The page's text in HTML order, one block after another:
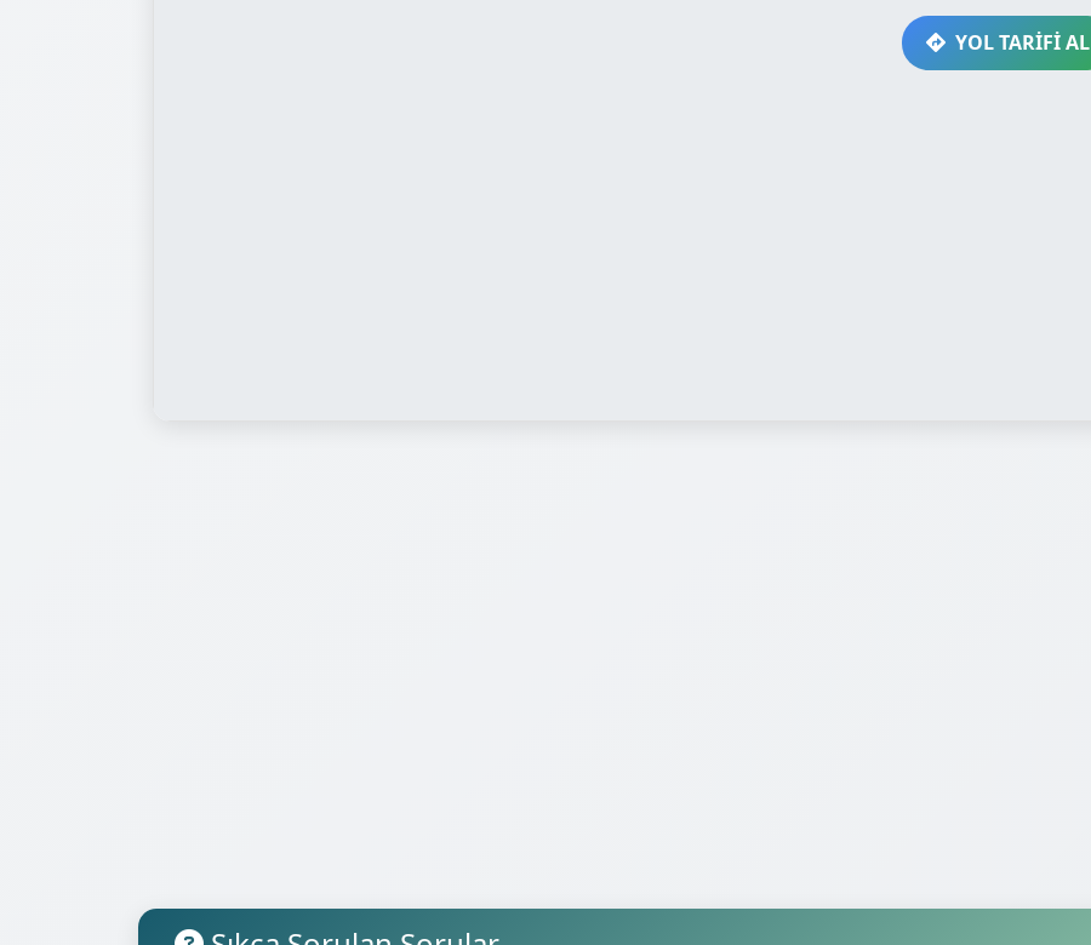
YOL TARİFİ AL